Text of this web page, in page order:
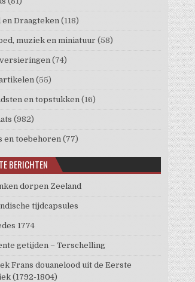
en Draagteken (118)
muziek en miniatuur (58)
(74)
(55)
en topstukken (16)
(982)
en toebehoren (77)
BERICHTEN
dorpen Zeeland
tijdcapsules
1774
getijden – Terschelling
Frans douanelood uit de Eerste
(1792-1804)